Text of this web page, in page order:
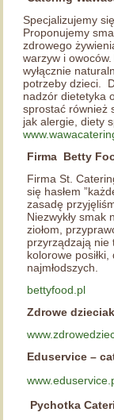
Specjalizujemy
Proponujemy
zdrowego
warzyw i
wyłącznie
potrzeby dzieci.
nadzór dietetyka
sprostać również
jak alergie, diety
Firma Betty
Firma St.
się hasłem
zasadę
Niezwykły smak
ziołom,
przyrządzają nie
kolorowe
najmłodszych.
bettyfood.pl
Zdrowe
Eduservice –
Pychotka